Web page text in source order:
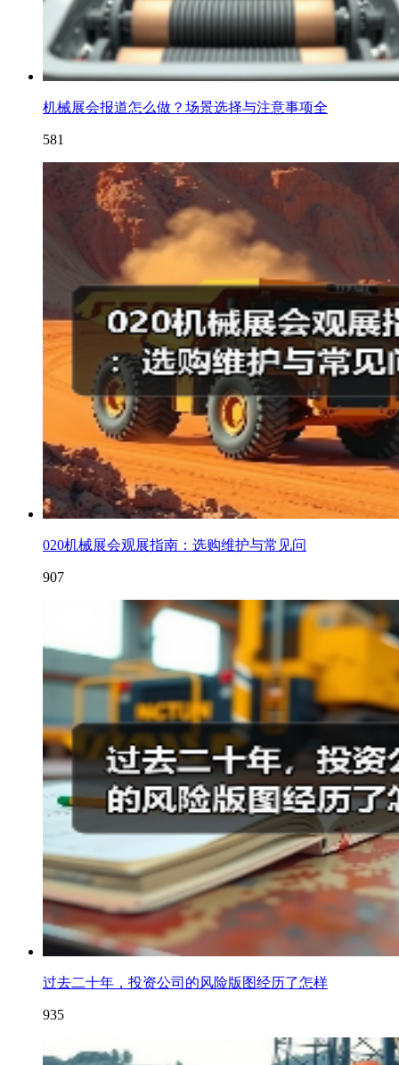
机械展会报道怎么做？场景选择与注意事项全
581
020机械展会观展指南：选购维护与常见问
907
过去二十年，投资公司的风险版图经历了怎样
935